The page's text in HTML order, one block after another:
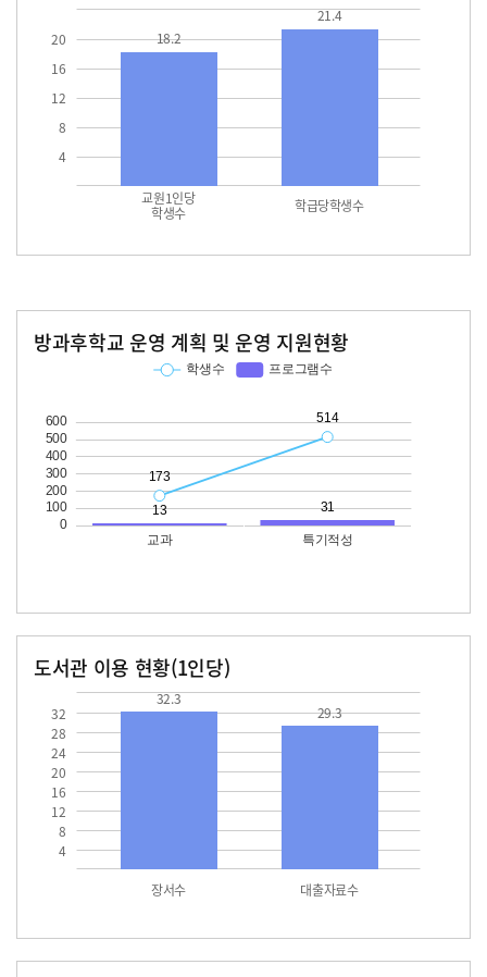
4
8
12
16
20
교원1인당
학생수 학급당학생수
18.2
21.4
방과후학교 운영 계획 및 운영 지원현황
도서관 이용 현황(1인당)
4
8
12
16
20
24
28
32
장서수 대출자료수
32.3
29.3